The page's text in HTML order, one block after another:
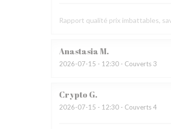
Rapport qualité prix imbattables,
AnastasiaM
2026-07-15 - 12:30 - Couverts 3
Crypto G
2026-07-15 - 12:30 - Couverts 4